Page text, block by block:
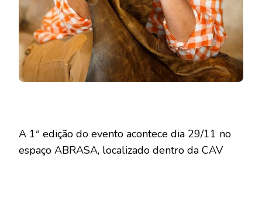
A 1ª edição do evento acontece dia 29/11 no
espaço ABRASA, localizado dentro da CAV